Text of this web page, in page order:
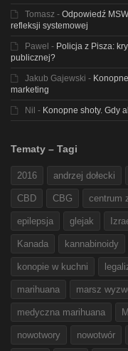
Tomasz - Odpowiedź
refleksji systemowej
Pawel - Policja z Pisza:
publicznej?
Jakub Gajewski -
marketing
Nil - Konopne shoty. Gdy
Tematy – Tagi
2016 andrzej dołecki
CBD CBG centrum
epilepsja glejak
Kanada kannabinoidy
konopie w kuchni
marihuana marsz
medyczna marihuana
nowotwory nowotwór